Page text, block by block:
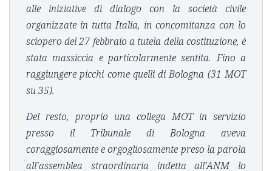
alle iniziative di dialogo con la società civile
organizzate in tutta Italia, in concomitanza con lo
sciopero del 27 febbraio a tutela della costituzione, è
stata massiccia e particolarmente sentita. Fino a
raggiungere picchi come quelli di Bologna (31 MOT
su 35).
Del resto, proprio una collega MOT in servizio
presso il Tribunale di Bologna aveva
coraggiosamente e orgogliosamente preso la parola
all’assemblea straordinaria indetta all’ANM lo